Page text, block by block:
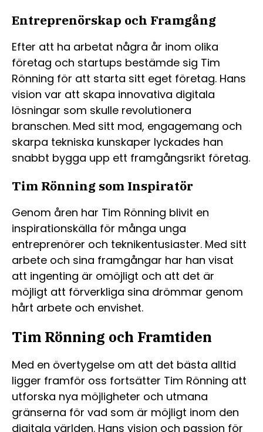
Entreprenörskap och Framgång
Efter att ha arbetat några år inom olika
företag och startups bestämde sig Tim
Rönning för att starta sitt eget företag. Hans
vision var att skapa innovativa digitala
lösningar som skulle revolutionera
branschen. Med sitt mod, engagemang och
skarpa tekniska kunskaper lyckades han
snabbt bygga upp ett framgångsrikt företag.
Tim Rönning som Inspiratör
Genom åren har Tim Rönning blivit en
inspirationskälla för många unga
entreprenörer och teknikentusiaster. Med sitt
arbete och sina framgångar har han visat
att ingenting är omöjligt och att det är
möjligt att förverkliga sina drömmar genom
hårt arbete och envishet.
Tim Rönning och Framtiden
Med en övertygelse om att det bästa alltid
ligger framför oss fortsätter Tim Rönning att
utforska nya möjligheter och utmana
gränserna för vad som är möjligt inom den
digitala världen. Hans vision och passion för